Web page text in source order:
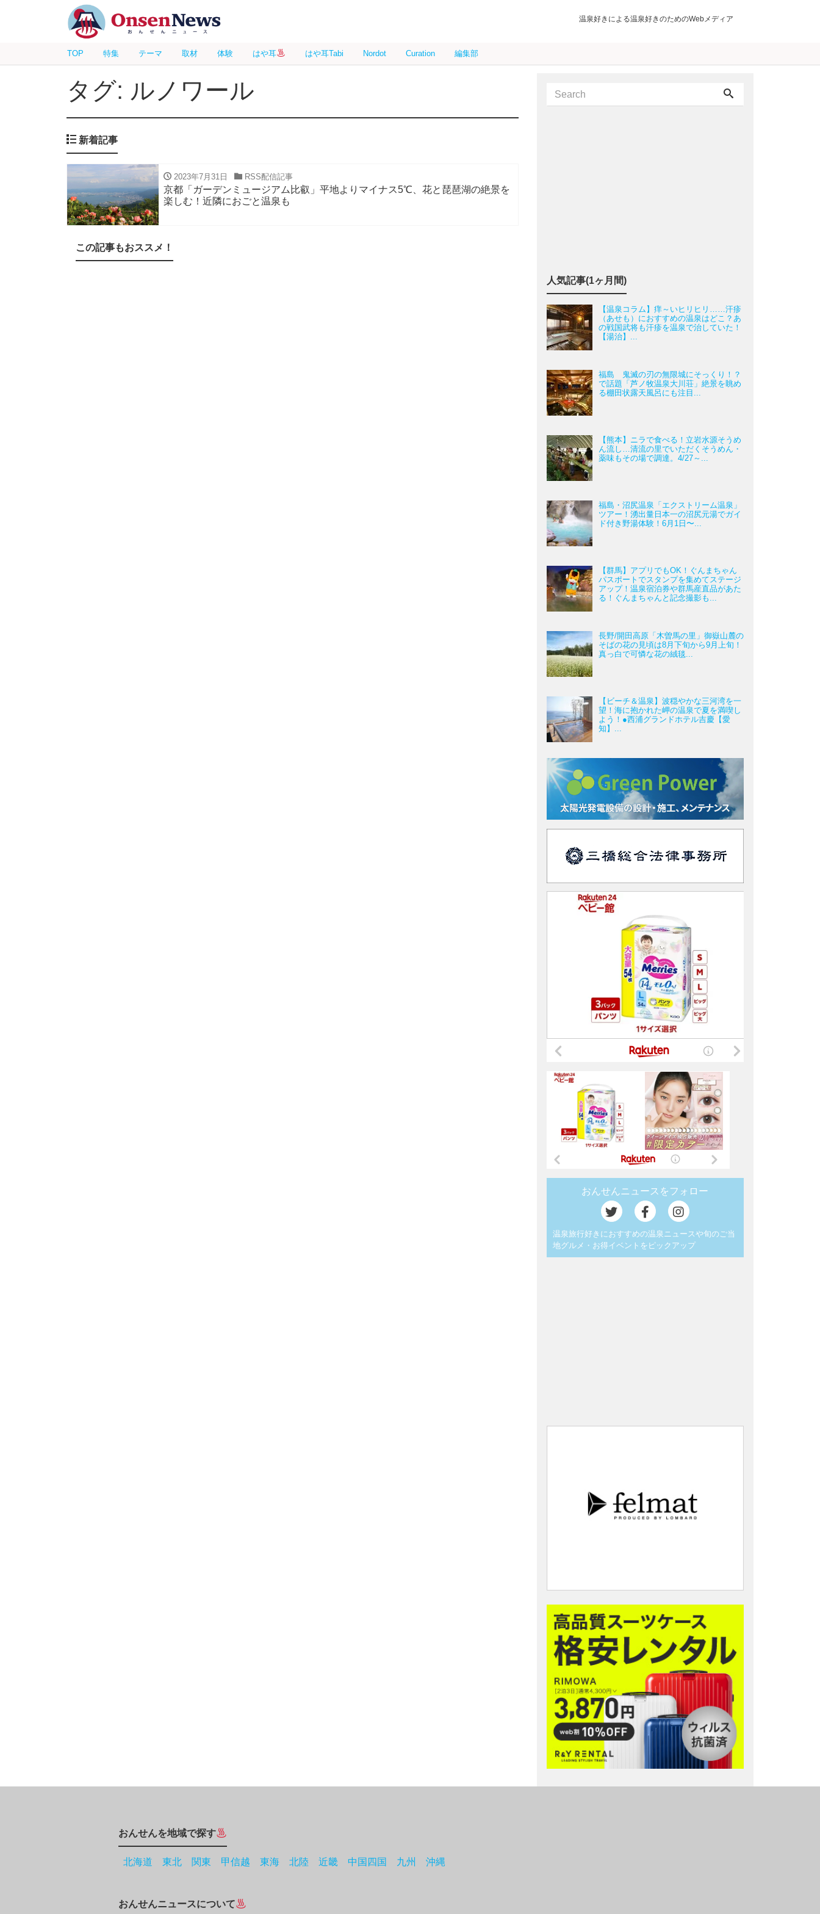
温泉好きによる温泉好きのためのWebメディア
TOP 特集 テーマ 取材 体験 はや耳 はや耳Tabi Nordot Curation 編集部
タグ: ルノワール
新着記事
2023年7月31日 RSS配信記事
京都「ガーデンミュージアム比叡」平地よりマイナス5℃、花と琵琶湖の絶景を
楽しむ！近隣におごと温泉も
この記事もおススメ！
人気記事(1ヶ月間)
【温泉コラム】痒～いヒリヒリ……汗疹
（あせも）におすすめの温泉はどこ？あ
の戦国武将も汗疹を温泉で治していた！
【湯治】...
福島 鬼滅の刃の無限城にそっくり！？
で話題「芦ノ牧温泉大川荘」絶景を眺め
る棚田状露天風呂にも注目...
【熊本】ニラで食べる！立岩水源そうめ
ん流し…清流の里でいただくそうめん・
薬味もその場で調達。4/27～...
福島・沼尻温泉「エクストリーム温泉」
ツアー！湧出量日本一の沼尻元湯でガイ
ド付き野湯体験！6月1日〜...
【群馬】アプリでもOK！ぐんまちゃん
パスポートでスタンプを集めてステージ
アップ！温泉宿泊券や群馬産直品があた
る！ぐんまちゃんと記念撮影も...
長野/開田高原「木曽馬の里」御嶽山麓の
そばの花の見頃は8月下旬から9月上旬！
真っ白で可憐な花の絨毯...
【ビーチ＆温泉】波穏やかな三河湾を一
望！海に抱かれた岬の温泉で夏を満喫し
よう！●西浦グランドホテル吉慶【愛
知】...
おんせんニュースをフォロー
温泉旅行好きにおすすめの温泉ニュースや旬のご当
地グルメ・お得イベントをピックアップ
おんせんを地域で探す
北海道 東北 関東 甲信越 東海 北陸 近畿 中国四国 九州 沖縄
おんせんニュースについて